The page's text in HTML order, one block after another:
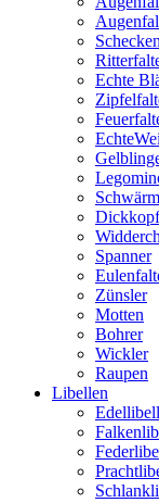
Echte
Spanner
Zünsler
Motten
Bohrer
Wickler
Raupen
Libellen